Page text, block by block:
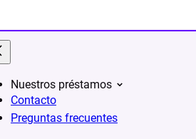
Nuestros préstamos
Contacto
Preguntas frecuentes
Bases legales sorteo